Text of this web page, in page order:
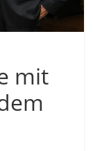
mit